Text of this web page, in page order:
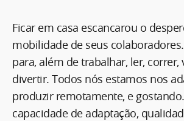
Ficar em casa escancarou o
mobilidade de seus
para, além de trabalhar, ler, correr,
divertir. Todos nós estamos nos
produzir remotamente, e
capacidade de adaptação,